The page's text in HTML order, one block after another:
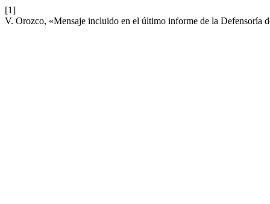
[1]
V. Orozco, «Mensaje incluido en el último informe de la Defensoría